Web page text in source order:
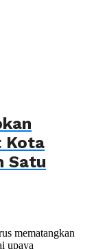
Kota
Satu
mematangkan
upaya